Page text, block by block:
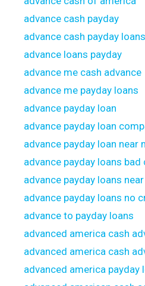
advance cash payday
advance cash payday loans
advance loans payday
advance me cash advance
advance me payday loans
advance payday loan
advance payday loan
advance payday loan near
advance payday loans bad
advance payday loans
advance payday loans no
advance to payday loans
advanced america cash
advanced america cash
advanced america payday